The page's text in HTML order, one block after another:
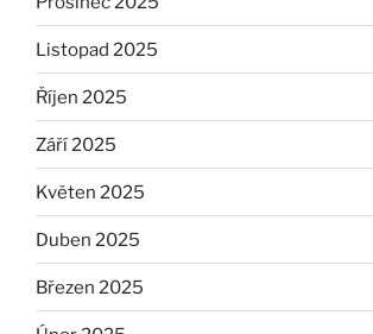
Listopad 2025
Říjen 2025
Září 2025
Květen 2025
Duben 2025
Březen 2025